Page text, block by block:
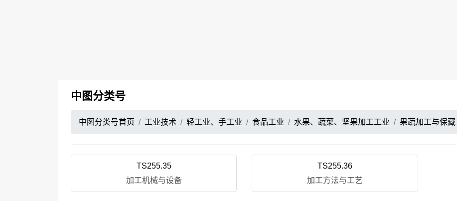
中图分类号
中图分类号首页 工业技术 轻工业、手工业 食品工业 水果、蔬菜、坚果加工工业 果蔬加工与保藏
TS255.35
加工机械与设备
TS255.36
加工方法与工艺